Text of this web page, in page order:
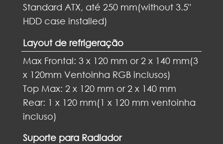
Standard ATX, até 250 mm(without 3.5"
HDD case installed)
Layout de refrigeração
Max Frontal: 3 x 120 mm or 2 x 140 mm(3
x 120mm Ventoinha RGB inclusos)
Top Max: 2 x 120 mm or 2 x 140 mm
Rear: 1 x 120 mm(1 x 120 mm ventoinha
incluso)
Suporte para Radiador